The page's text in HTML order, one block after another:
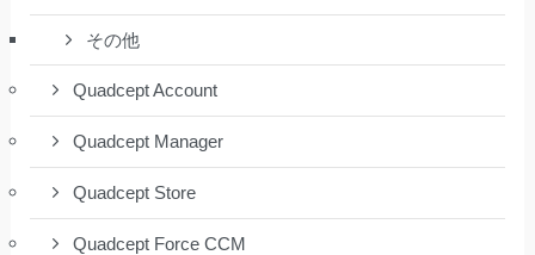
その他
Quadcept Account
Quadcept Manager
Quadcept Store
Quadcept Force CCM